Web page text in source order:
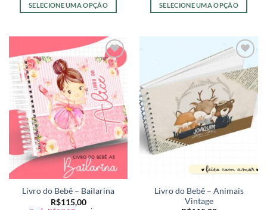
SELECIONE UMA OPÇÃO SELECIONE UMA OPÇÃO
Adicionar
a lista de
desejos
Livro do Bebê – Bailarina
R$115,00
Adicionar
a lista de
desejos
Livro do Bebê – Animais
Vintage